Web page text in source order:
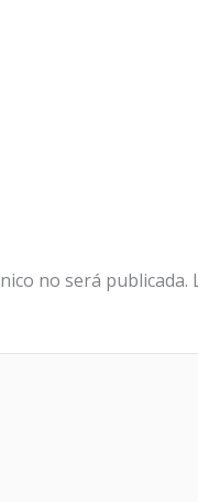
no será publicada.